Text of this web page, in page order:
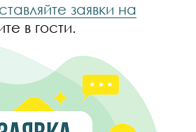
заявки на
в гости.